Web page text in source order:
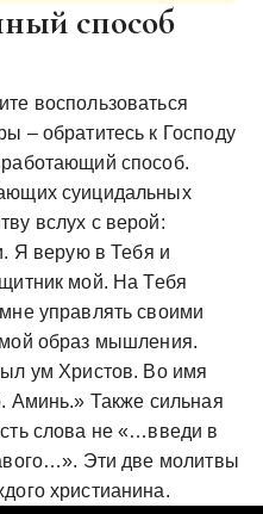
способ
воспользоваться
– обратитесь к Господу
способ.
суицидальных
вслух с верой:
Я верую в Тебя и
мой. На Тебя
управлять своими
образ мышления.
ум Христов. Во имя
Аминь.» Также сильная
слова не «…введи в
Эти две молитвы
христианина.